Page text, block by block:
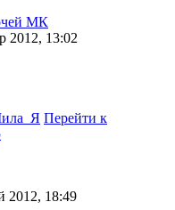
МК
2012, 13:02
Перейти к
2012, 18:49